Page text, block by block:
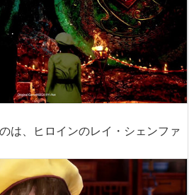
は、ヒロインのレイ・シェンファ